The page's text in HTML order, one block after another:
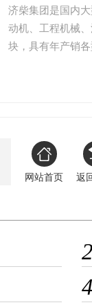
济柴集团是国内
动机、工程机械
块，具有年产销
网站首页
返